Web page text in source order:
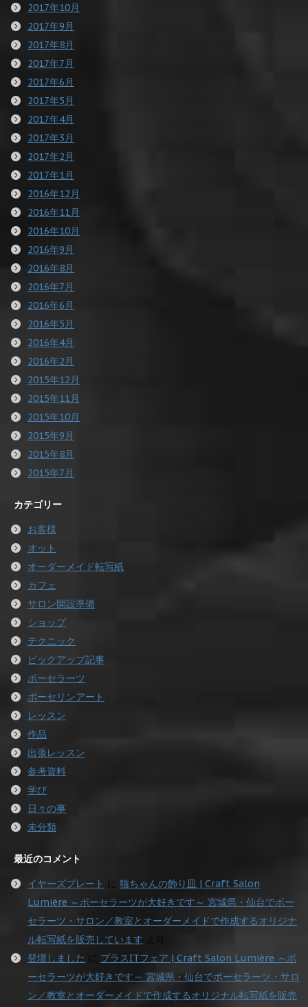
2017年10月
2017年9月
2017年8月
2017年7月
2017年6月
2017年5月
2017年4月
2017年3月
2017年2月
2017年1月
2016年12月
2016年11月
2016年10月
2016年9月
2016年8月
2016年7月
2016年6月
2016年5月
2016年4月
2016年2月
2015年12月
2015年11月
2015年10月
2015年9月
2015年8月
2015年7月
カテゴリー
お客様
オット
オーダーメイド転写紙
カフェ
サロン開設準備
ショップ
テクニック
ピックアップ記事
ポーセラーツ
ポーセリンアート
レッスン
作品
出張レッスン
参考資料
学び
日々の事
未分類
最近のコメント
イヤーズプレート に 猫ちゃんの飾り皿 | Craft Salon
Lumière ～ポーセラーツが大好きです～ 宮城県・仙台でポー
セラーツ・サロン／教室とオーダーメイドで作成するオリジナ
ル転写紙を販売しています より
登壇しました に プラスITフェア | Craft Salon Lumière ～ポ
ーセラーツが大好きです～ 宮城県・仙台でポーセラーツ・サロ
ン／教室とオーダーメイドで作成するオリジナル転写紙を販売